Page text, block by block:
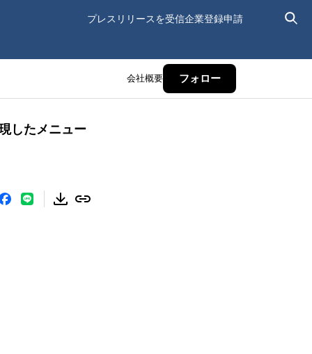
プレスリリースを受信企業登録申請
会社概要 フォロー
したメニュー